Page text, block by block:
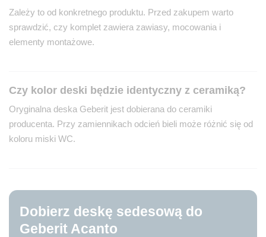
Zależy to od konkretnego produktu. Przed zakupem warto
sprawdzić, czy komplet zawiera zawiasy, mocowania i
elementy montażowe.
Czy kolor deski będzie identyczny z ceramiką?
Oryginalna deska Geberit jest dobierana do ceramiki
producenta. Przy zamiennikach odcień bieli może różnić się od
koloru miski WC.
Dobierz deskę sedesową do
Geberit Acanto